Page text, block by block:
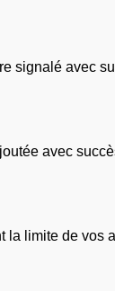
signalé avec
avec
la limite de vos